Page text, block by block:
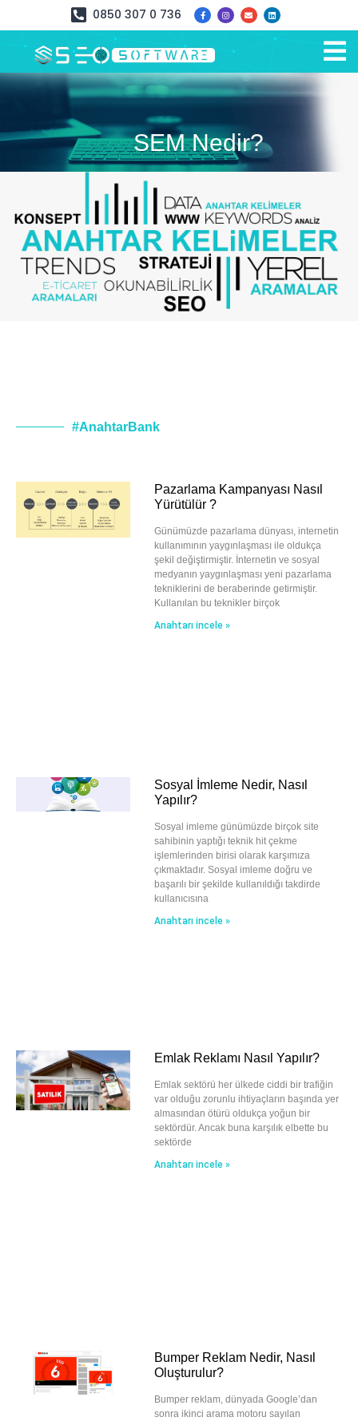
0850 307 0 736
SEM Nedir?
#AnahtarBank
Pazarlama Kampanyası Nasıl
Yürütülür ?
Günümüzde pazarlama dünyası, internetin
kullanımının yaygınlaşması ile oldukça
şekil değiştirmiştir. İnternetin ve sosyal
medyanın yaygınlaşması yeni pazarlama
tekniklerini de beraberinde getirmiştir.
Kullanılan bu teknikler birçok
Anahtarı incele »
Sosyal İmleme Nedir, Nasıl
Yapılır?
Sosyal imleme günümüzde birçok site
sahibinin yaptığı teknik hit çekme
işlemlerinden birisi olarak karşımıza
çıkmaktadır. Sosyal imleme doğru ve
başarılı bir şekilde kullanıldığı takdirde
kullanıcısına
Anahtarı incele »
Emlak Reklamı Nasıl Yapılır?
Emlak sektörü her ülkede ciddi bir trafiğin
var olduğu zorunlu ihtiyaçların başında yer
almasından ötürü oldukça yoğun bir
sektördür. Ancak buna karşılık elbette bu
sektörde
Anahtarı incele »
Bumper Reklam Nedir, Nasıl
Oluşturulur?
Bumper reklam, dünyada Google’dan
sonra ikinci arama motoru sayılan